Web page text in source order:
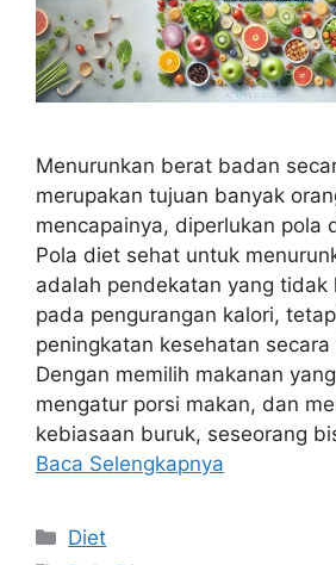
Menurunkan berat badan
merupakan tujuan banyak
mencapainya, diperlukan pola
Pola diet sehat untuk
adalah pendekatan yang tidak
pada pengurangan kalori,
peningkatan kesehatan secara
Dengan memilih makanan
mengatur porsi makan, dan
kebiasaan buruk, seseorang
Baca Selengkapnya
Kategori
Diet